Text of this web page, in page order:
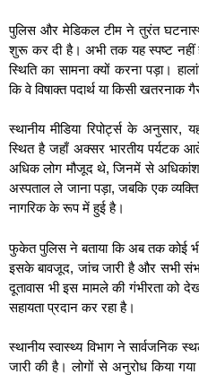
पुलिस और मेडिकल टीम ने तुरंत
शुरू कर दी है। अभी तक यह स्पष्ट नहीं
स्थिति का सामना क्यों करना पड़ा।
कि वे विषाक्त पदार्थ या किसी
स्थानीय मीडिया रिपोर्ट्स के
स्थित है जहाँ अक्सर भारतीय
अधिक लोग मौजूद थे, जिनमें से
अस्पताल ले जाना पड़ा, जबकि एक
नागरिक के रूप में हुई है।
फुकेत पुलिस ने बताया कि अब तक कोई
इसके बावजूद, जांच जारी है और सभी
दूतावास भी इस मामले की गंभीरता को
सहायता प्रदान कर रहा है।
स्थानीय स्वास्थ्य विभाग ने सार्वजनिक
जारी की है। लोगों से अनुरोध किया